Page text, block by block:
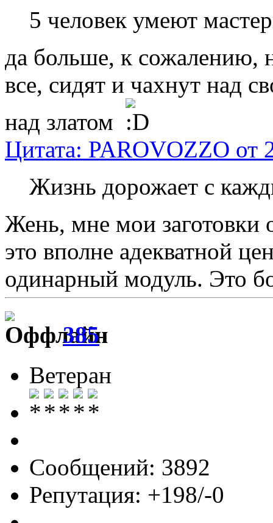
5 человек умеют
да больше, к сожалению,
все, сидят и чахнут над
над златом
Цитата: PAROVOZZO от
Жизнь дорожает с
Жень, мне мои заготовки
это вполне адекватной
одинарный модуль. Это
385
Ветеран
Сообщений: 3892
Репутация: +198/-0